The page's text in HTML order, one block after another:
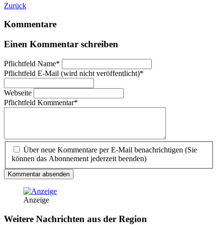
Zurück
Kommentare
Einen Kommentar schreiben
Pflichtfeld Name*
Pflichtfeld E-Mail (wird nicht veröffentlicht)*
Webseite
Pflichtfeld Kommentar*
Über neue Kommentare per E-Mail benachrichtigen (Sie
können das Abonnement jederzeit beenden)
Kommentar absenden
Anzeige
Weitere Nachrichten aus der Region